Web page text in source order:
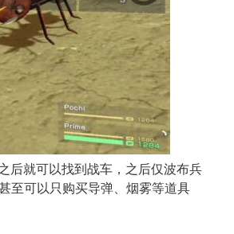
后就可以找到战车，之后仅波布兵
至可以只购买导弹、烟雾等道具